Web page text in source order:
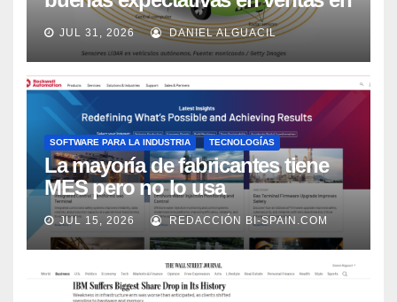
los próximos 2 años, según
Market Watch
JUL 31, 2026 DANIEL ALGUACIL
SOFTWARE PARA LA INDUSTRIA TECNOLOGÍAS
La mayoría de fabricantes tiene
MES pero no lo usa
adecuadamente, según Rockwell
Automation
JUL 15, 2026 REDACCIÓN BI-SPAIN.COM